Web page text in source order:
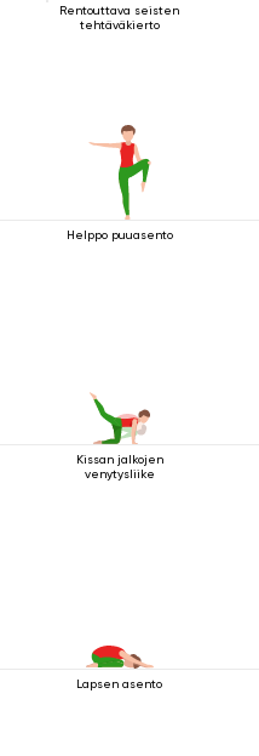
Rentouttava seisten
tehtäväkierto
Helppo puuasento
Kissan jalkojen
venytysliike
Lapsen asento